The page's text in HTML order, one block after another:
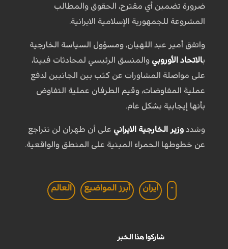
ضرورة تضمين أي مقترح، الحقوق والمطالب
المشروعة للجمهورية الإسلامية الايرانية.
واتفق أمير عبد اللهيان، ومسؤول السياسة الخارجية
بالاتحاد الأوروبي والمنسق الرئيسي لمحادثات فيينا،
على مواصلة المشاورات عن كثب بين الجانبين لدفع
عملية المفاوضات، وقيم الطرفان عملية التفاوض
بأنها إيجابية بشكل عام.
وشدد وزير الخارجية الايراني على أن طهران لن نتراجع
عن خطوطها الحمراء المبنية على المنطق والواقعية.
- ايران أبرز المواضيع العالم
شاركوا هذا الخبر